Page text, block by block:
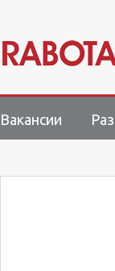
Вакансии